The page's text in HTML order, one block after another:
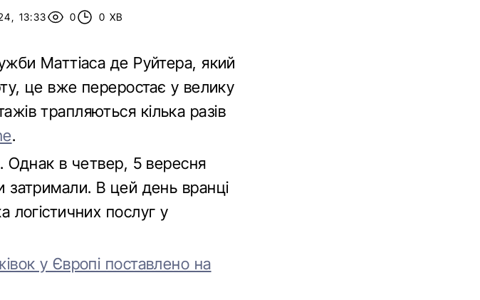
13:33 0 0 ХВ
Маттіаса де Руйтера, який
це вже переростає у велику
трапляються кілька разів
.
Однак в четвер, 5 вересня
затримали. В цей день вранці
логістичних послуг у
у Європі поставлено на